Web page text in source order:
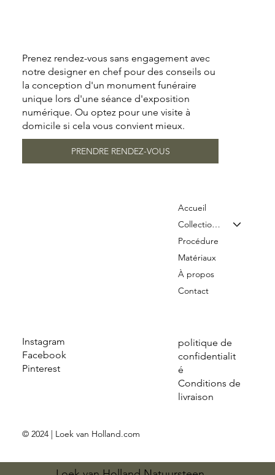
Instagram
Facebook
Pinterest
politique de
confidentialit
é
Conditions de
livraison
Accueil
Collection & Tarifs
Procédure
Matériaux
À propos
Contact
© 2024 | Loek van Holland.com
Prenez rendez-vous sans engagement avec
notre designer en chef pour des conseils ou
la conception d'un monument funéraire
unique lors d'une séance d'exposition
numérique. Ou optez pour une visite à
domicile si cela vous convient mieux.
PRENDRE RENDEZ-VOUS